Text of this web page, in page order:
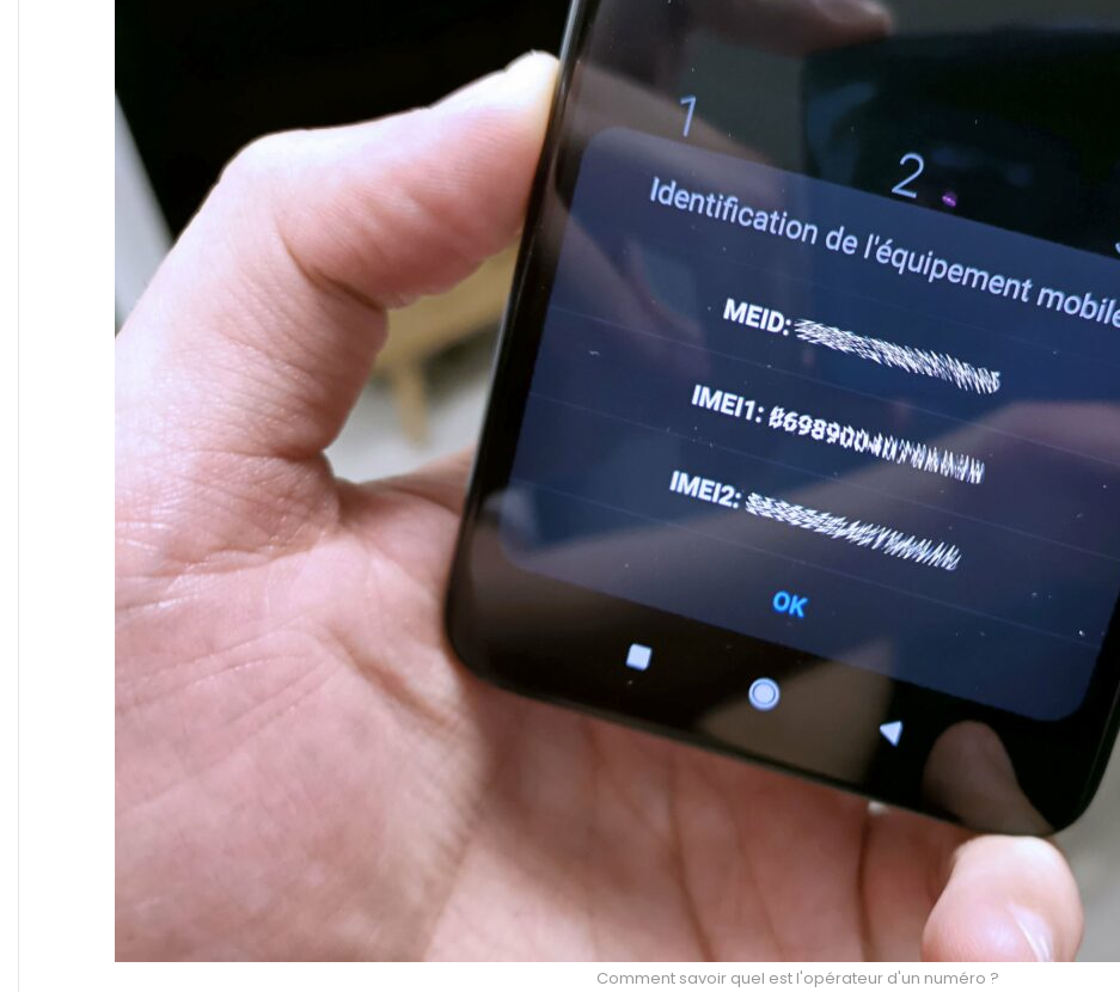
Comment savoir quel est l'opérateur d'un numéro ?